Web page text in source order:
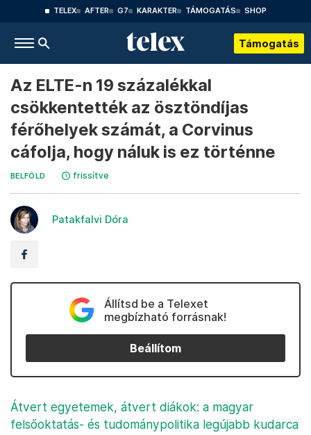
TELEX AFTER G7 KARAKTER TÁMOGATÁS SHOP
Támogatás
Az ELTE-n 19 százalékkal
csökkentették az ösztöndíjas
férőhelyek számát, a Corvinus
cáfolja, hogy náluk is ez történne
BELFÖLD frissítve
Patakfalvi Dóra
Állítsd be a Telexet
megbízható forrásnak!
Beállítom
Átvert egyetemek, átvert diákok: a magyar
felsőoktatás- és tudománypolitika legújabb kudarca